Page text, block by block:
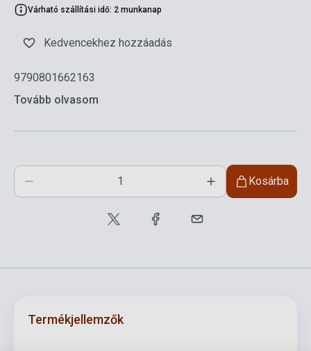
Várható szállítási idő: 2 munkanap
Kedvencekhez hozzáadás
9790801662163
Tovább olvasom
Kosárba
Termékjellemzők